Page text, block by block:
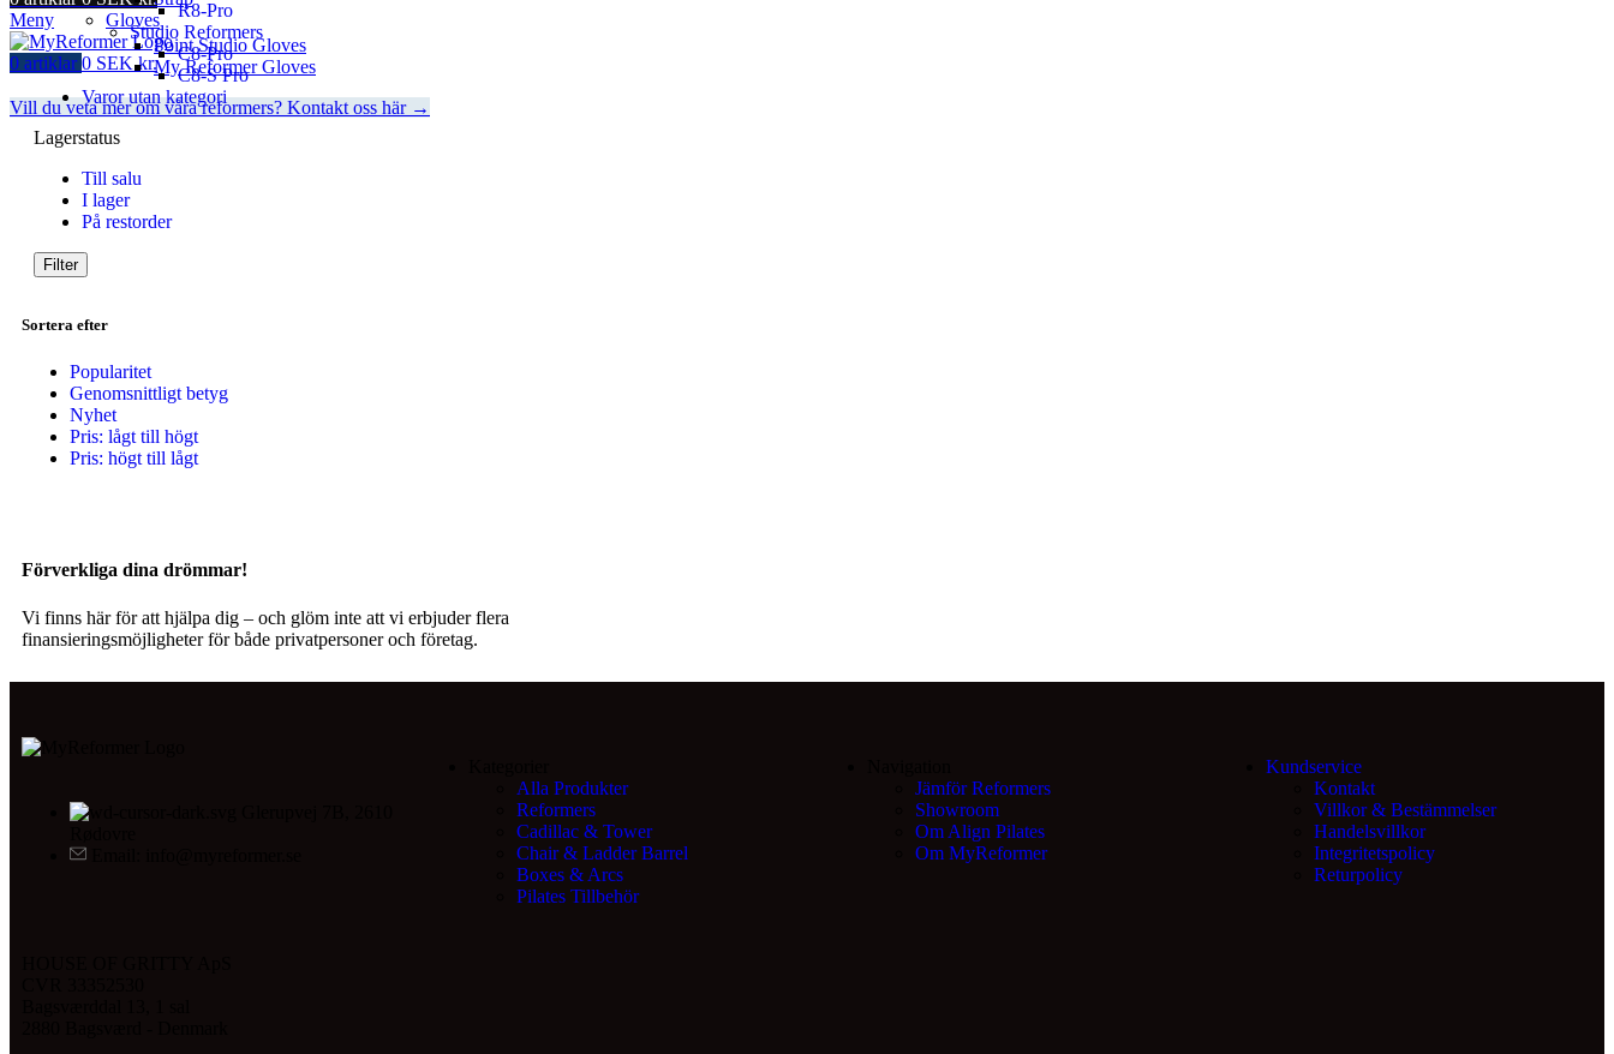
Meny
0 artiklar0 SEK kr.
Gloves
Point Studio Gloves
My Reformer Gloves
Vill du veta mer om våra reformers? Kontakt oss här →
R8-Pro
Studio Reformers
C8-Pro
C8-S Pro
Varor utan kategori
Lagerstatus
Till salu
I lager
På restorder
Filter
Sortera efter
Popularitet
Genomsnittligt betyg
Nyhet
Pris: lågt till högt
Pris: högt till lågt
Förverkliga dina drömmar!
Vi finns här för att hjälpa dig – och glöm inte att vi erbjuder flera
finansieringsmöjligheter för både privatpersoner och företag.
Alla Produkter
Reformers
Cadillac & Tower
Chair & Ladder Barrel
Boxes & Arcs
Pilates Tillbehör
Jämför Reformers
Showroom
Om Align Pilates
Om MyReformer
Kundservice
Kontakt
Villkor & Bestämmelser
Handelsvillkor
Integritetspolicy
Returpolicy